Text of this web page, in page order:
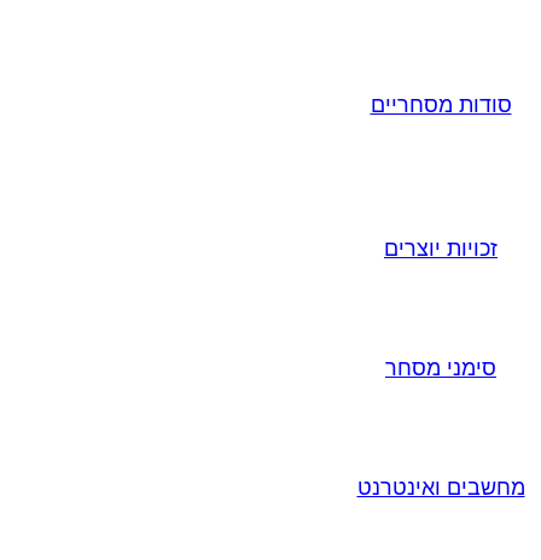
סודות מסחריים
זכויות יוצרים
סימני מסחר
מחשבים ואינטרנט